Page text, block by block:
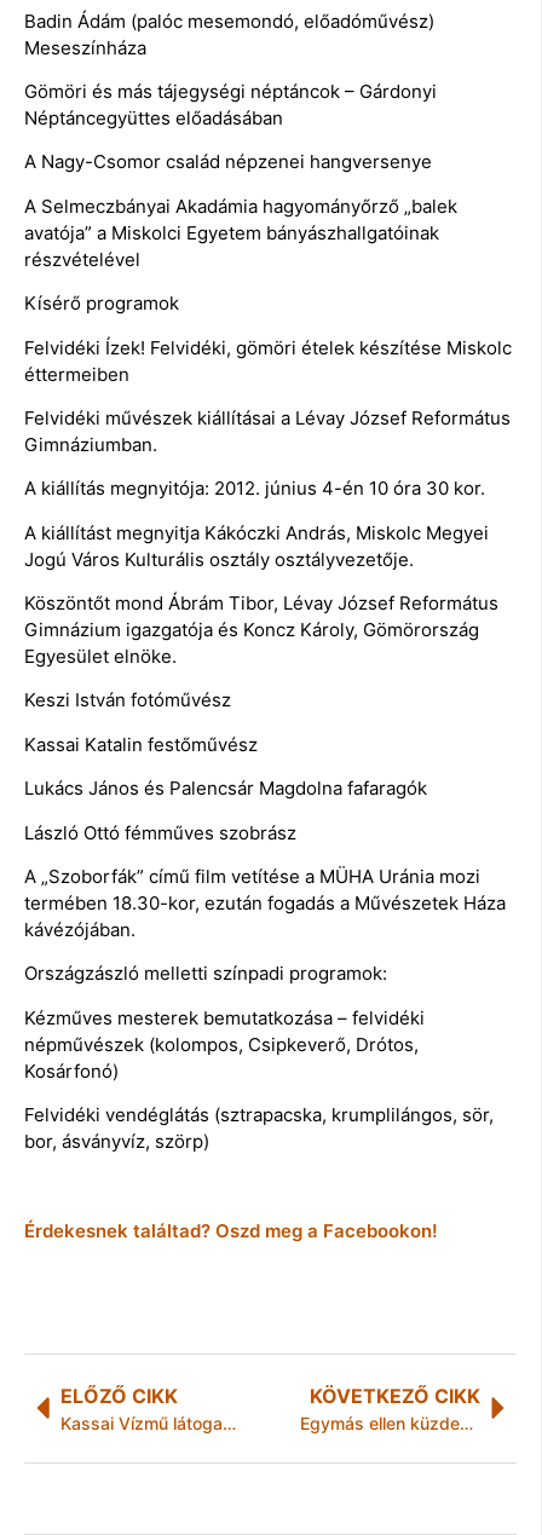
Badin Ádám (palóc mesemondó, előadóművész)
Meseszínháza
Gömöri és más tájegységi néptáncok – Gárdonyi
Néptáncegyüttes előadásában
A Nagy-Csomor család népzenei hangversenye
A Selmeczbányai Akadámia hagyományőrző „balek
avatója” a Miskolci Egyetem bányászhallgatóinak
részvételével
Kísérő programok
Felvidéki Ízek! Felvidéki, gömöri ételek készítése Miskolc
éttermeiben
Felvidéki művészek kiállításai a Lévay József Református
Gimnáziumban.
A kiállítás megnyitója: 2012. június 4-én 10 óra 30 kor.
A kiállítást megnyitja Kákóczki András, Miskolc Megyei
Jogú Város Kulturális osztály osztályvezetője.
Köszöntőt mond Ábrám Tibor, Lévay József Református
Gimnázium igazgatója és Koncz Károly, Gömörország
Egyesület elnöke.
Keszi István fotóművész
Kassai Katalin festőművész
Lukács János és Palencsár Magdolna fafaragók
László Ottó fémműves szobrász
A „Szoborfák” című film vetítése a MÜHA Uránia mozi
termében 18.30-kor, ezután fogadás a Művészetek Háza
kávézójában.
Országzászló melletti színpadi programok:
Kézműves mesterek bemutatkozása – felvidéki
népművészek (kolompos, Csipkeverő, Drótos,
Kosárfonó)
Felvidéki vendéglátás (sztrapacska, krumplilángos, sör,
bor, ásványvíz, szörp)
Érdekesnek találtad? Oszd meg a Facebookon!
ELŐZŐ CIKK
Kassai Vízmű látogatása Biotechnológiai optimalizálás a miskolci szennyvíztisztítónál
KÖVETKEZŐ CIKK
Egymás ellen küzdenének a bajnokok az idei Nemzeti Vágtán